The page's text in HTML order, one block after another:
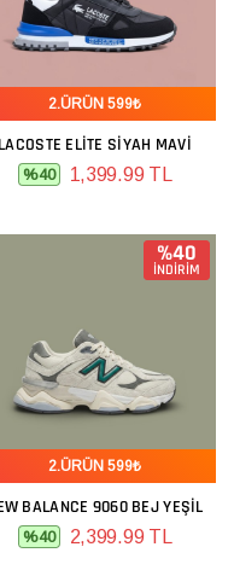
2.ÜRÜN 599₺
LACOSTE ELITE SIYAH MAVI
%40 1,399.99 TL
%40
İNDİRİM
2.ÜRÜN 599₺
BALANCE 9060 BEJ YEŞIL
%40 2,399.99 TL